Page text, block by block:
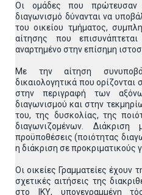
Οι ομάδες που πρώτευσαν
διαγωνισμό δύνανται να
του οικείου τμήματος,
αίτησης που
αναρτημένο στην επίσημη
Με την αίτηση
δικαιολογητικά που
στην περιγραφή των
διαγωνισμού και στην
του, της δυσκολίας, της
διαγωνιζομένων.
προϋποθέσεις (ποιότητας
η διάκριση σε προκριματικούς
Οι οικείες Γραμματείες έχουν
σχετικές αιτήσεις της
στο ΙΚΥ, υπογεγραμμένη